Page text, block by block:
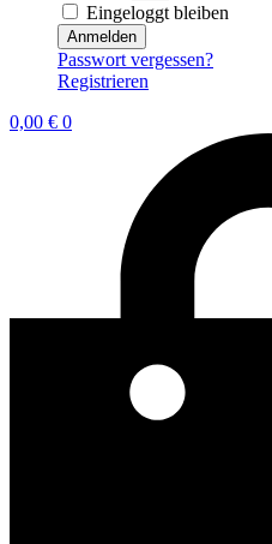
Eingeloggt bleiben
Anmelden
Passwort vergessen?
Registrieren
0,00 € 0